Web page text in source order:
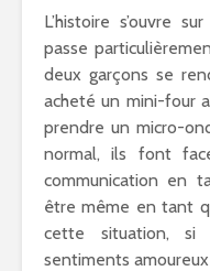
L’histoire s’ouvre
passe
deux garçons se
acheté un mini-four
prendre un micro-
normal, ils font
communication en
être même en tant
cette situation, si
sentiments amoureux